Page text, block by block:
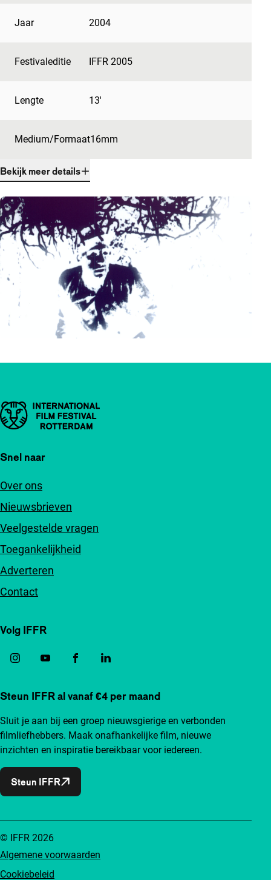
Jaar 2004
Festivaleditie IFFR 2005
Lengte 13'
Medium/Formaat16mm
Bekijk meer details
Belangrijke links
Snel naar
Over ons
Nieuwsbrieven
Veelgestelde vragen
Toegankelijkheid
Adverteren
Contact
Volg IFFR
Steun IFFR al vanaf €4 per maand
Sluit je aan bij een groep nieuwsgierige en verbonden
filmliefhebbers. Maak onafhankelijke film, nieuwe
inzichten en inspiratie bereikbaar voor iedereen.
Steun IFFR
Algemene voorwaarden
Cookiebeleid
© IFFR 2026